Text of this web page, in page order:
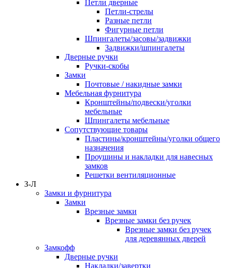
Петли дверные
Петли-стрелы
Разные петли
Фигурные петли
Шпингалеты/засовы/задвижки
Задвижки/шпингалеты
Дверные ручки
Ручки-скобы
Замки
Почтовые / накидные замки
Мебельная фурнитура
Кронштейны/подвески/уголки
мебельные
Шпингалеты мебельные
Сопутствующие товары
Пластины/кронштейны/уголки общего
назначения
Проушины и накладки для навесных
замков
Решетки вентиляционные
З-Л
Замки и фурнитура
Замки
Врезные замки
Врезные замки без ручек
Врезные замки без ручек
для деревянных дверей
Замкофф
Дверные ручки
Накладки/завертки